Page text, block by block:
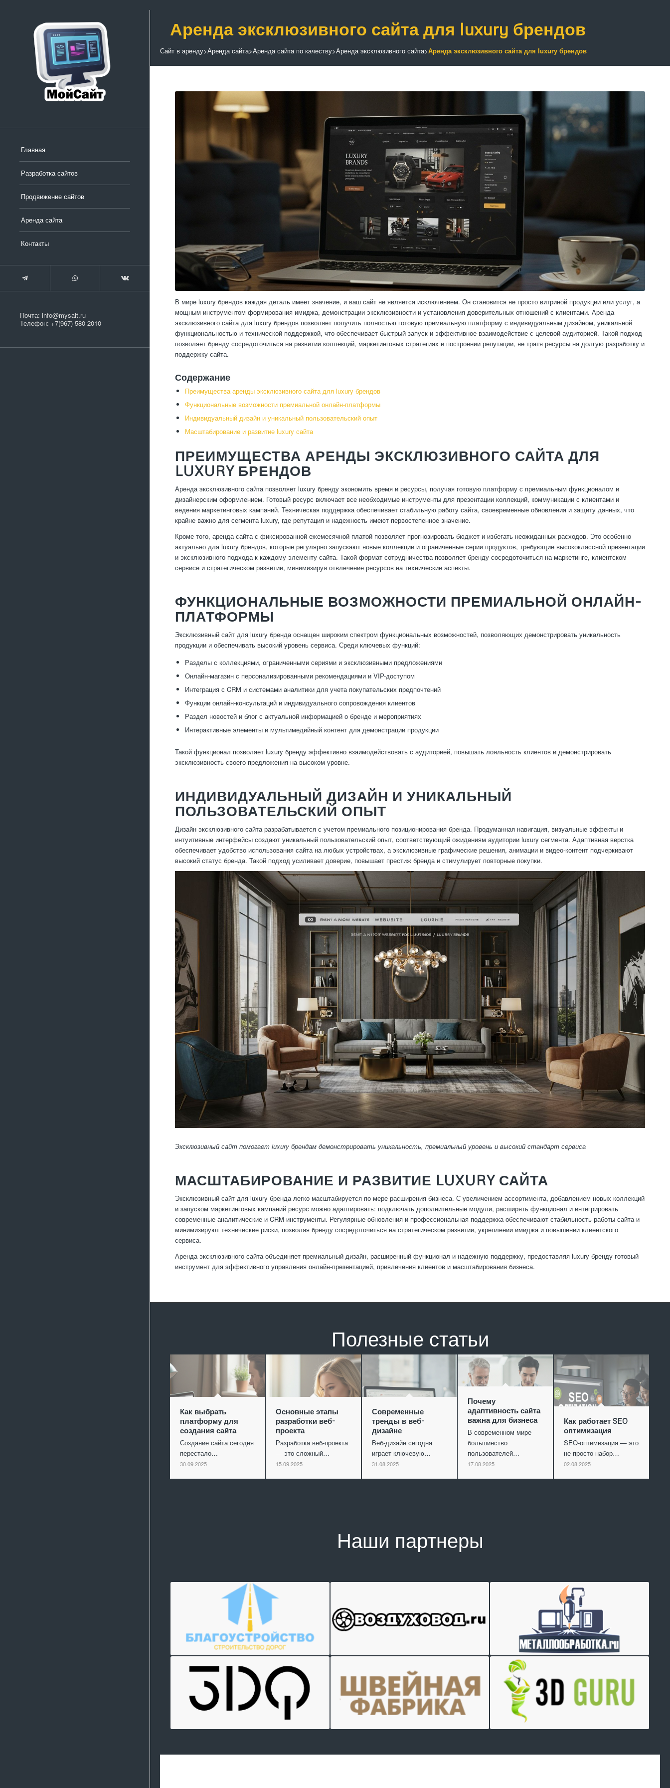
Главная
Разработка сайтов
Продвижение сайтов
Аренда сайта
Контакты
Почта: info@mysait.ru
Телефон: +7(967) 580-2010
Аренда эксклюзивного сайта для luxury брендов
Сайт в аренду>Аренда сайта>Аренда сайта по качеству>Аренда эксклюзивного сайта>Аренда эксклюзивного сайта для luxury брендов
В мире luxury брендов каждая деталь имеет значение, и ваш сайт не является исключением. Он становится не просто витриной продукции или услуг, а
мощным инструментом формирования имиджа, демонстрации эксклюзивности и установления доверительных отношений с клиентами. Аренда
эксклюзивного сайта для luxury брендов позволяет получить полностью готовую премиальную платформу с индивидуальным дизайном, уникальной
функциональностью и технической поддержкой, что обеспечивает быстрый запуск и эффективное взаимодействие с целевой аудиторией. Такой подход
позволяет бренду сосредоточиться на развитии коллекций, маркетинговых стратегиях и построении репутации, не тратя ресурсы на долгую разработку и
поддержку сайта.
Содержание
Преимущества аренды эксклюзивного сайта для luxury брендов
Функциональные возможности премиальной онлайн-платформы
Индивидуальный дизайн и уникальный пользовательский опыт
Масштабирование и развитие luxury сайта
ПРЕИМУЩЕСТВА АРЕНДЫ ЭКСКЛЮЗИВНОГО САЙТА ДЛЯ
LUXURY БРЕНДОВ
Аренда эксклюзивного сайта позволяет luxury бренду экономить время и ресурсы, получая готовую платформу с премиальным функционалом и
дизайнерским оформлением. Готовый ресурс включает все необходимые инструменты для презентации коллекций, коммуникации с клиентами и
ведения маркетинговых кампаний. Техническая поддержка обеспечивает стабильную работу сайта, своевременные обновления и защиту данных, что
крайне важно для сегмента luxury, где репутация и надежность имеют первостепенное значение.
Кроме того, аренда сайта с фиксированной ежемесячной платой позволяет прогнозировать бюджет и избегать неожиданных расходов. Это особенно
актуально для luxury брендов, которые регулярно запускают новые коллекции и ограниченные серии продуктов, требующие высококлассной презентации
и эксклюзивного подхода к каждому элементу сайта. Такой формат сотрудничества позволяет бренду сосредоточиться на маркетинге, клиентском
сервисе и стратегическом развитии, минимизируя отвлечение ресурсов на технические аспекты.
ФУНКЦИОНАЛЬНЫЕ ВОЗМОЖНОСТИ ПРЕМИАЛЬНОЙ ОНЛАЙН-
ПЛАТФОРМЫ
Эксклюзивный сайт для luxury бренда оснащен широким спектром функциональных возможностей, позволяющих демонстрировать уникальность
продукции и обеспечивать высокий уровень сервиса. Среди ключевых функций:
Разделы с коллекциями, ограниченными сериями и эксклюзивными предложениями
Онлайн-магазин с персонализированными рекомендациями и VIP-доступом
Интеграция с CRM и системами аналитики для учета покупательских предпочтений
Функции онлайн-консультаций и индивидуального сопровождения клиентов
Раздел новостей и блог с актуальной информацией о бренде и мероприятиях
Интерактивные элементы и мультимедийный контент для демонстрации продукции
Такой функционал позволяет luxury бренду эффективно взаимодействовать с аудиторией, повышать лояльность клиентов и демонстрировать
эксклюзивность своего предложения на высоком уровне.
ИНДИВИДУАЛЬНЫЙ ДИЗАЙН И УНИКАЛЬНЫЙ
ПОЛЬЗОВАТЕЛЬСКИЙ ОПЫТ
Дизайн эксклюзивного сайта разрабатывается с учетом премиального позиционирования бренда. Продуманная навигация, визуальные эффекты и
интуитивные интерфейсы создают уникальный пользовательский опыт, соответствующий ожиданиям аудитории luxury сегмента. Адаптивная верстка
обеспечивает удобство использования сайта на любых устройствах, а эксклюзивные графические решения, анимации и видео-контент подчеркивают
высокий статус бренда. Такой подход усиливает доверие, повышает престиж бренда и стимулирует повторные покупки.
Эксклюзивный сайт помогает luxury брендам демонстрировать уникальность, премиальный уровень и высокий стандарт сервиса
МАСШТАБИРОВАНИЕ И РАЗВИТИЕ LUXURY САЙТА
Эксклюзивный сайт для luxury бренда легко масштабируется по мере расширения бизнеса. С увеличением ассортимента, добавлением новых коллекций
и запуском маркетинговых кампаний ресурс можно адаптировать: подключать дополнительные модули, расширять функционал и интегрировать
современные аналитические и CRM-инструменты. Регулярные обновления и профессиональная поддержка обеспечивают стабильность работы сайта и
минимизируют технические риски, позволяя бренду сосредоточиться на стратегическом развитии, укреплении имиджа и повышении клиентского
сервиса.
Аренда эксклюзивного сайта объединяет премиальный дизайн, расширенный функционал и надежную поддержку, предоставляя luxury бренду готовый
инструмент для эффективного управления онлайн-презентацией, привлечения клиентов и масштабирования бизнеса.
Полезные статьи
Как выбрать
платформу для
создания сайта
Создание сайта сегодня
перестало…
30.09.2025
Основные этапы
разработки веб-
проекта
Разработка веб-проекта
— это сложный…
15.09.2025
Современные
тренды в веб-
дизайне
Веб-дизайн сегодня
играет ключевую…
31.08.2025
Почему
адаптивность сайта
важна для бизнеса
В современном мире
большинство
пользователей…
17.08.2025
Как работает SEO
оптимизация
SEO-оптимизация — это
не просто набор…
02.08.2025
Наши партнеры